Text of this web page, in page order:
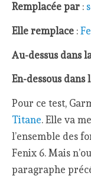
Remplacée par :
Elle remplace :
Au-dessus dans
En-dessous dans
Pour ce test,
Titane. Elle va
l’ensemble des
Fenix 6. Mais
paragraphe